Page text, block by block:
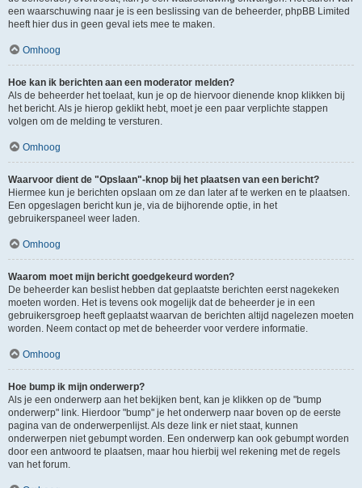
een waarschuwing naar je is een beslissing van de beheerder, phpBB Limited
heeft hier dus in geen geval iets mee te maken.
Omhoog
Hoe kan ik berichten aan een moderator melden?
Als de beheerder het toelaat, kun je op de hiervoor dienende knop klikken bij
het bericht. Als je hierop geklikt hebt, moet je een paar verplichte stappen
volgen om de melding te versturen.
Omhoog
Waarvoor dient de "Opslaan"-knop bij het plaatsen van een bericht?
Hiermee kun je berichten opslaan om ze dan later af te werken en te plaatsen.
Een opgeslagen bericht kun je, via de bijhorende optie, in het
gebruikerspaneel weer laden.
Omhoog
Waarom moet mijn bericht goedgekeurd worden?
De beheerder kan beslist hebben dat geplaatste berichten eerst nagekeken
moeten worden. Het is tevens ook mogelijk dat de beheerder je in een
gebruikersgroep heeft geplaatst waarvan de berichten altijd nagelezen moeten
worden. Neem contact op met de beheerder voor verdere informatie.
Omhoog
Hoe bump ik mijn onderwerp?
Als je een onderwerp aan het bekijken bent, kan je klikken op de "bump
onderwerp" link. Hierdoor "bump" je het onderwerp naar boven op de eerste
pagina van de onderwerpenlijst. Als deze link er niet staat, kunnen
onderwerpen niet gebumpt worden. Een onderwerp kan ook gebumpt worden
door een antwoord te plaatsen, maar hou hierbij wel rekening met de regels
van het forum.